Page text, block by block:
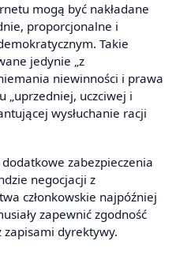
mogą być nakładane
proporcjonalne i
Takie
jedynie „z
niewinności i prawa
„uprzedniej, uczciwej i
wysłuchanie racji
dodatkowe zabezpieczenia
negocjacji z
członkowskie najpóźniej
zapewnić zgodność
dyrektywy.